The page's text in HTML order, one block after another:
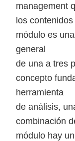
management
los
módulo es
general
de una a tres
concepto
herramienta
de análisis,
combinación
módulo hay